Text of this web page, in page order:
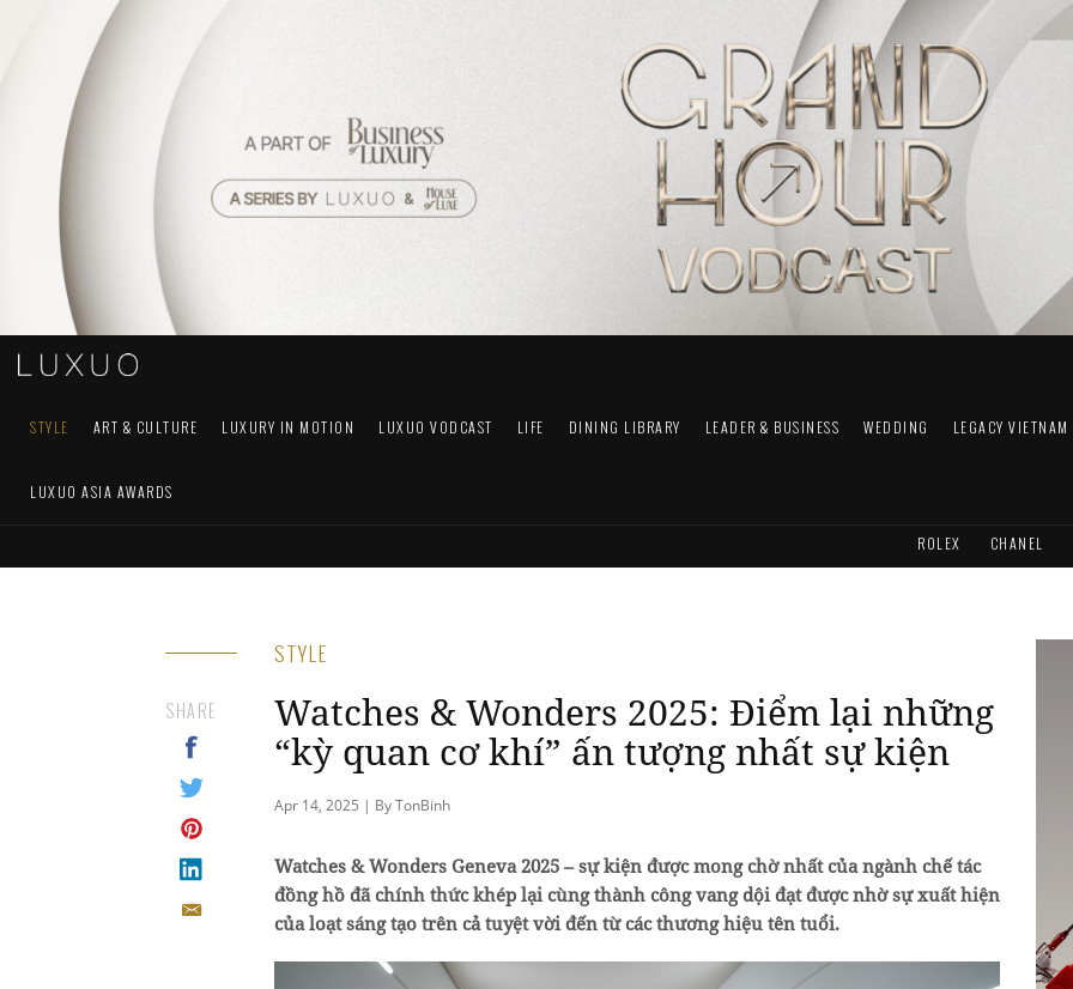
STYLE ART & CULTURE LUXURY IN MOTION LUXUO VODCAST LIFE DINING LIBRARY LEADER & BUSINESS WEDDING LEGACY VIETNAM
LUXUO ASIA AWARDS
ROLEX CHANEL
STYLE
Watches & Wonders 2025: Điểm lại những
“kỳ quan cơ khí” ấn tượng nhất sự kiện
Apr 14, 2025 | By TonBinh
SHARE
Watches & Wonders Geneva 2025 – sự kiện được mong chờ nhất của ngành chế tác
đồng hồ đã chính thức khép lại cùng thành công vang dội đạt được nhờ sự xuất hiện
của loạt sáng tạo trên cả tuyệt vời đến từ các thương hiệu tên tuổi.